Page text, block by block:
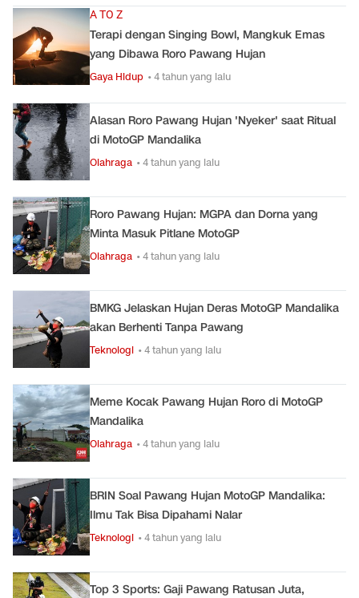
A TO Z
Terapi dengan Singing Bowl, Mangkuk Emas
yang Dibawa Roro Pawang Hujan
Gaya Hidup • 4 tahun yang lalu
Alasan Roro Pawang Hujan 'Nyeker' saat Ritual
di MotoGP Mandalika
Olahraga • 4 tahun yang lalu
Roro Pawang Hujan: MGPA dan Dorna yang
Minta Masuk Pitlane MotoGP
Olahraga • 4 tahun yang lalu
BMKG Jelaskan Hujan Deras MotoGP Mandalika
akan Berhenti Tanpa Pawang
Teknologi • 4 tahun yang lalu
Meme Kocak Pawang Hujan Roro di MotoGP
Mandalika
Olahraga • 4 tahun yang lalu
BRIN Soal Pawang Hujan MotoGP Mandalika:
Ilmu Tak Bisa Dipahami Nalar
Teknologi • 4 tahun yang lalu
Top 3 Sports: Gaji Pawang Ratusan Juta,